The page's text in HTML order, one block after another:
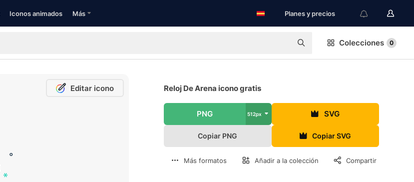
Iconos animados Más Planes y precios
Colecciones 0
Editar icono Reloj De Arena icono gratis
PNG 512px SVG
Copiar PNG Copiar SVG
Más formatos Añadir a la colección Compartir